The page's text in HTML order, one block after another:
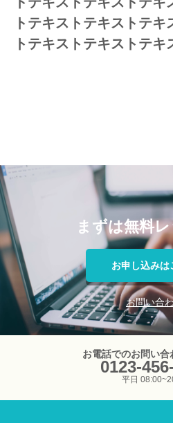
トテキストテキストテキ
トテキストテキストテキ
まずは無料
お申し込みは
お問い合
お電話でのお問い合
0123-
平日